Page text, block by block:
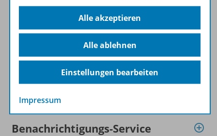
Lizenzbedingungen
Zugehörige Produkte
Benachrichtigungs-Service
Alle akzeptieren
Alle ablehnen
Einstellungen bearbeiten
Impressum